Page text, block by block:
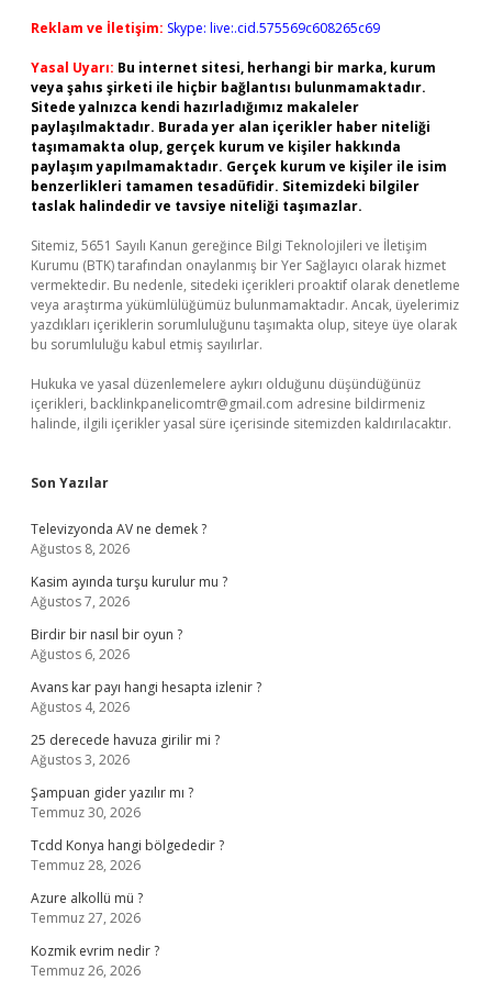
Reklam ve İletişim: Skype: live:.cid.575569c608265c69
Yasal Uyarı: Bu internet sitesi, herhangi bir marka, kurum
veya şahıs şirketi ile hiçbir bağlantısı bulunmamaktadır.
Sitede yalnızca kendi hazırladığımız makaleler
paylaşılmaktadır. Burada yer alan içerikler haber niteliği
taşımamakta olup, gerçek kurum ve kişiler hakkında
paylaşım yapılmamaktadır. Gerçek kurum ve kişiler ile isim
benzerlikleri tamamen tesadüfidir. Sitemizdeki bilgiler
taslak halindedir ve tavsiye niteliği taşımazlar.
Sitemiz, 5651 Sayılı Kanun gereğince Bilgi Teknolojileri ve İletişim
Kurumu (BTK) tarafından onaylanmış bir Yer Sağlayıcı olarak hizmet
vermektedir. Bu nedenle, sitedeki içerikleri proaktif olarak denetleme
veya araştırma yükümlülüğümüz bulunmamaktadır. Ancak, üyelerimiz
yazdıkları içeriklerin sorumluluğunu taşımakta olup, siteye üye olarak
bu sorumluluğu kabul etmiş sayılırlar.
Hukuka ve yasal düzenlemelere aykırı olduğunu düşündüğünüz
içerikleri, backlinkpanelicomtr@gmail.com adresine bildirmeniz
halinde, ilgili içerikler yasal süre içerisinde sitemizden kaldırılacaktır.
Son Yazılar
Televizyonda AV ne demek ?
Ağustos 8, 2026
Kasim ayında turşu kurulur mu ?
Ağustos 7, 2026
Birdir bir nasıl bir oyun ?
Ağustos 6, 2026
Avans kar payı hangi hesapta izlenir ?
Ağustos 4, 2026
25 derecede havuza girilir mi ?
Ağustos 3, 2026
Şampuan gider yazılır mı ?
Temmuz 30, 2026
Tcdd Konya hangi bölgededir ?
Temmuz 28, 2026
Azure alkollü mü ?
Temmuz 27, 2026
Kozmik evrim nedir ?
Temmuz 26, 2026